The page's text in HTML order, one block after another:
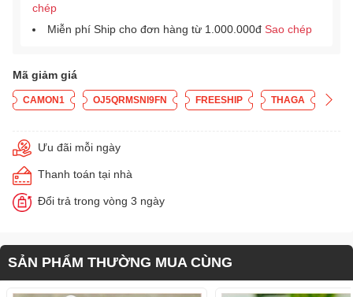
chép
Miễn phí Ship cho đơn hàng từ 1.000.000đ Sao chép
Mã giảm giá
CAMON1 OJ5QRMSNI9FN FREESHIP THAGA
Ưu đãi mỗi ngày
Thanh toán tại nhà
Đổi trả trong vòng 3 ngày
SẢN PHẨM THƯỜNG MUA CÙNG